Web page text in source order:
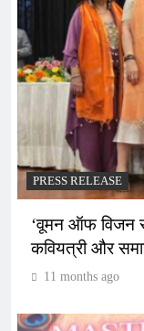
PRESS RELEASE
‘वूमन ऑफ विजन
कवियत्री और
11 months ago